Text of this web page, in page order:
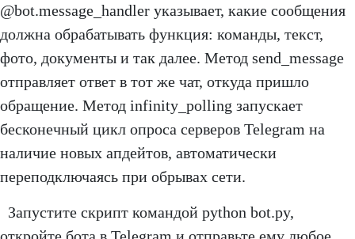
@bot.message_handler указывает, какие сообщения
должна обрабатывать функция: команды, текст,
фото, документы и так далее. Метод send_message
отправляет ответ в тот же чат, откуда пришло
обращение. Метод infinity_polling запускает
бесконечный цикл опроса серверов Telegram на
наличие новых апдейтов, автоматически
переподключаясь при обрывах сети.
Запустите скрипт командой python bot.py,